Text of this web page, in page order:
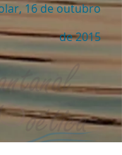
16 de outubro
de 2015